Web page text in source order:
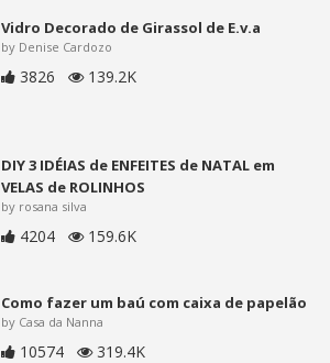
Vidro Decorado de Girassol de E.v.a
by Denise Cardozo
3826 139.2K
DIY 3 IDÉIAS de ENFEITES de NATAL em
VELAS de ROLINHOS
by rosana silva
4204 159.6K
Como fazer um baú com caixa de papelão
by Casa da Nanna
10574 319.4K